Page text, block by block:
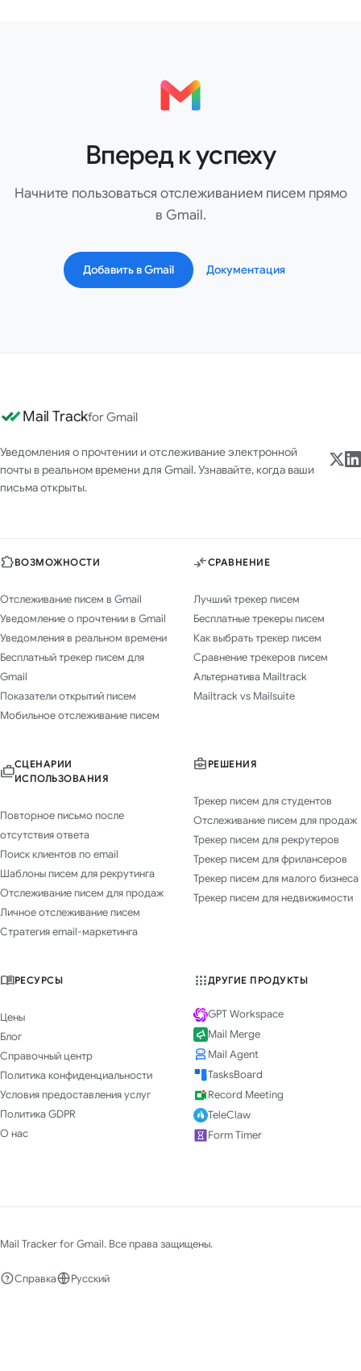
Вперед к успеху
Начните пользоваться отслеживанием писем прямо
в Gmail.
Добавить в Gmail Документация
Mail Trackfor Gmail
Уведомления о прочтении и отслеживание электронной
почты в реальном времени для Gmail. Узнавайте, когда ваши
письма открыты.
ВОЗМОЖНОСТИ
Отслеживание писем в Gmail
Уведомление о прочтении в Gmail
Уведомления в реальном времени
Бесплатный трекер писем для
Gmail
Показатели открытий писем
Мобильное отслеживание писем
СРАВНЕНИЕ
Лучший трекер писем
Бесплатные трекеры писем
Как выбрать трекер писем
Сравнение трекеров писем
Альтернатива Mailtrack
Mailtrack vs Mailsuite
СЦЕНАРИИ
ИСПОЛЬЗОВАНИЯ
Повторное письмо после
отсутствия ответа
Поиск клиентов по email
Шаблоны писем для рекрутинга
Отслеживание писем для продаж
Личное отслеживание писем
Стратегия email-маркетинга
РЕШЕНИЯ
Трекер писем для студентов
Отслеживание писем для продаж
Трекер писем для рекрутеров
Трекер писем для фрилансеров
Трекер писем для малого бизнеса
Трекер писем для недвижимости
РЕСУРСЫ
Цены
Блог
Справочный центр
Политика конфиденциальности
Условия предоставления услуг
Политика GDPR
О нас
ДРУГИЕ ПРОДУКТЫ
GPT Workspace
Mail Merge
Mail Agent
TasksBoard
Record Meeting
TeleClaw
Form Timer
Mail Tracker for Gmail. Все права защищены.
Справка Русский